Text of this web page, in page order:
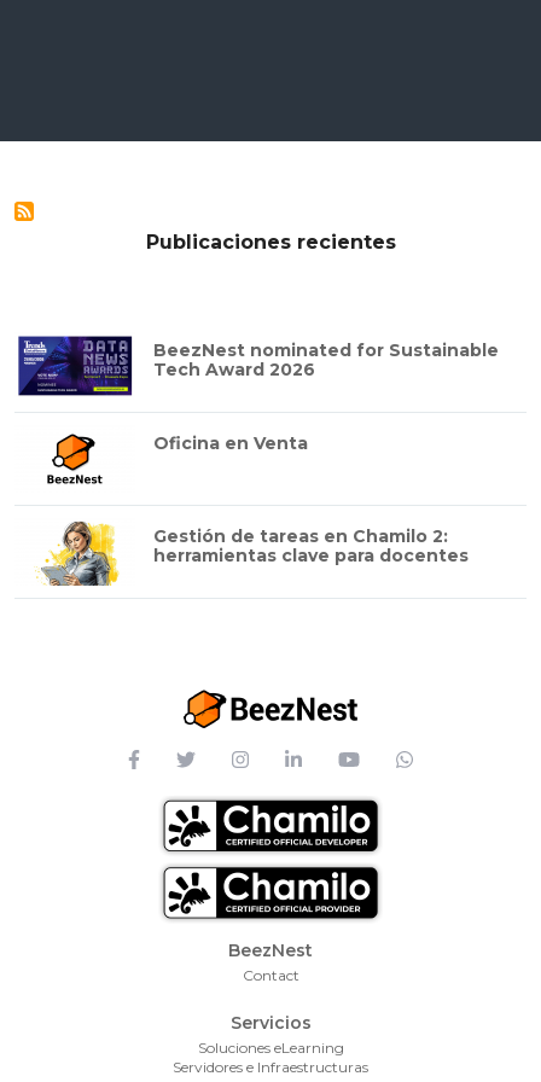
Publicaciones recientes
BeezNest nominated for Sustainable
Tech Award 2026
Oficina en Venta
Gestión de tareas en Chamilo 2:
herramientas clave para docentes
Footer Menu
BeezNest
Contact
Servicios
Soluciones eLearning
Servidores e Infraestructuras